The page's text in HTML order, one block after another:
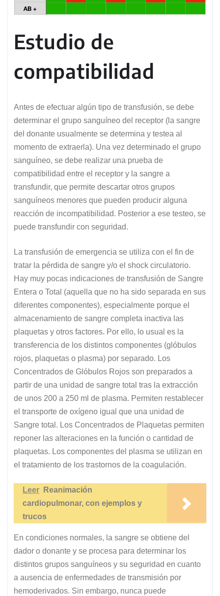
Estudio de
compatibilidad
Antes de efectuar algún tipo de transfusión, se debe
determinar el grupo sanguíneo del receptor (la sangre
del donante usualmente se determina y testea al
momento de extraerla). Una vez determinado el grupo
sanguíneo, se debe realizar una prueba de
compatibilidad entre el receptor y la sangre a
transfundir, que permite descartar otros grupos
sanguíneos menores que pueden producir alguna
reacción de incompatibilidad. Posterior a ese testeo, se
puede transfundir con seguridad.
La transfusión de emergencia se utiliza con el fin de
tratar la pérdida de sangre y/o el shock circulatorio.
Hay muy pocas indicaciones de transfusión de Sangre
Entera o Total (aquella que no ha sido separada en sus
diferentes componentes), especialmente porque el
almacenamiento de sangre completa inactiva las
plaquetas y otros factores. Por ello, lo usual es la
transferencia de los distintos componentes (glóbulos
rojos, plaquetas o plasma) por separado. Los
Concentrados de Glóbulos Rojos son preparados a
partir de una unidad de sangre total tras la extracción
de unos 200 a 250 ml de plasma. Permiten restablecer
el transporte de oxígeno igual que una unidad de
Sangre total. Los Concentrados de Plaquetas permiten
reponer las alteraciones en la función o cantidad de
plaquetas. Los componentes del plasma se utilizan en
el tratamiento de los trastornos de la coagulación.
Leer
Reanimación
cardiopulmonar, con ejemplos y
trucos
En condiciones normales, la sangre se obtiene del
dador o donante y se procesa para determinar los
distintos grupos sanguíneos y su seguridad en cuanto
a ausencia de enfermedades de transmisión por
hemoderivados. Sin embargo, nunca puede